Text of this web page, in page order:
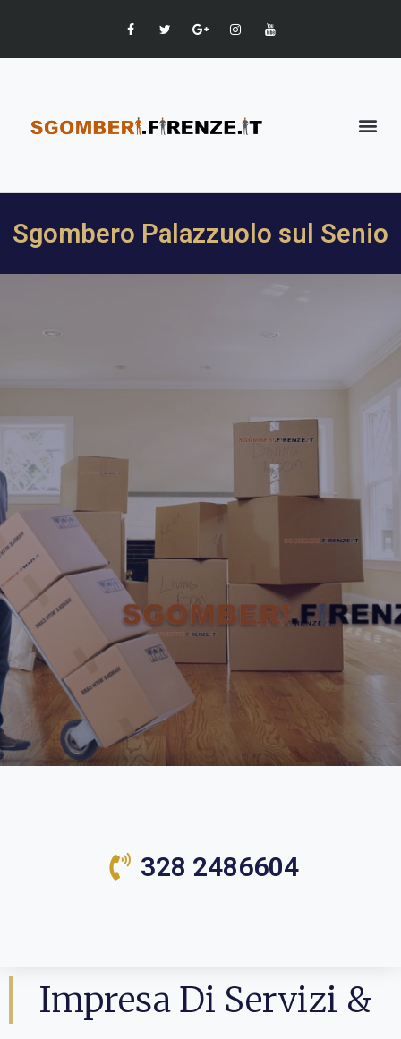
Sgombero Palazzuolo sul Senio
328 2486604
Impresa Di Servizi &